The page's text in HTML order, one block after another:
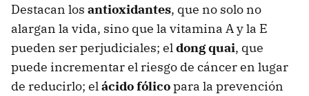
Destacan los antioxidantes, que no solo no
alargan la vida, sino que la vitamina A y la E
pueden ser perjudiciales; el dong quai, que
puede incrementar el riesgo de cáncer en lugar
de reducirlo; el ácido fólicopara la prevención